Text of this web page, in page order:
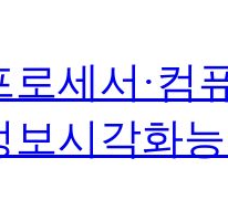
로세서·컴
보시각화